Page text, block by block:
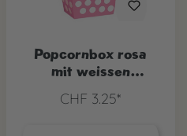
Popcornbox rosa
mit weissen
CHF 3.25*